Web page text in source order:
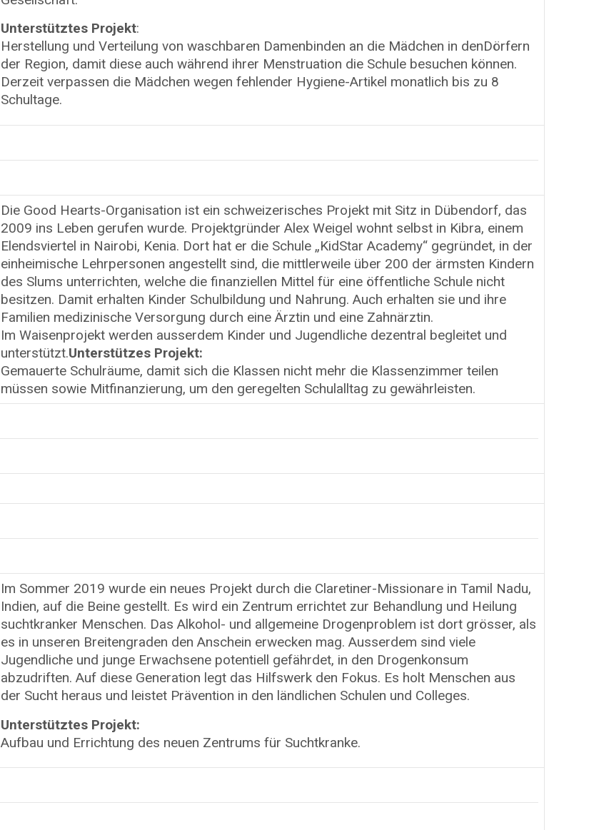
Unterstütztes Projekt:
Herstellung und Verteilung von waschbaren Damenbinden an die Mädchen in denDörfern
der Region, damit diese auch während ihrer Menstruation die Schule besuchen können.
Derzeit verpassen die Mädchen wegen fehlender Hygiene-Artikel monatlich bis zu 8
Schultage.
Die Good Hearts-Organisation ist ein schweizerisches Projekt mit Sitz in Dübendorf, das
2009 ins Leben gerufen wurde. Projektgründer Alex Weigel wohnt selbst in Kibra, einem
Elendsviertel in Nairobi, Kenia. Dort hat er die Schule „KidStar Academy“ gegründet, in der
einheimische Lehrpersonen angestellt sind, die mittlerweile über 200 der ärmsten Kindern
des Slums unterrichten, welche die finanziellen Mittel für eine öffentliche Schule nicht
besitzen. Damit erhalten Kinder Schulbildung und Nahrung. Auch erhalten sie und ihre
Familien medizinische Versorgung durch eine Ärztin und eine Zahnärztin.
Im Waisenprojekt werden ausserdem Kinder und Jugendliche dezentral begleitet und
unterstützt.Unterstützes Projekt:
Gemauerte Schulräume, damit sich die Klassen nicht mehr die Klassenzimmer teilen
müssen sowie Mitfinanzierung, um den geregelten Schulalltag zu gewährleisten.
Im Sommer 2019 wurde ein neues Projekt durch die Claretiner-Missionare in Tamil Nadu,
Indien, auf die Beine gestellt. Es wird ein Zentrum errichtet zur Behandlung und Heilung
suchtkranker Menschen. Das Alkohol- und allgemeine Drogenproblem ist dort grösser, als
es in unseren Breitengraden den Anschein erwecken mag. Ausserdem sind viele
Jugendliche und junge Erwachsene potentiell gefährdet, in den Drogenkonsum
abzudriften. Auf diese Generation legt das Hilfswerk den Fokus. Es holt Menschen aus
der Sucht heraus und leistet Prävention in den ländlichen Schulen und Colleges.
Unterstütztes Projekt:
Aufbau und Errichtung des neuen Zentrums für Suchtkranke.